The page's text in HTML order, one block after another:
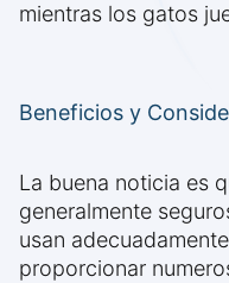
mientras los gatos
Beneficios y
La buena noticia es
generalmente
usan
proporcionar